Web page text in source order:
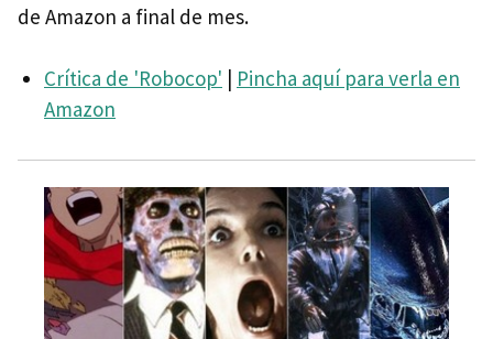
de Amazon a final de mes.
Crítica de 'Robocop' | Pincha aquí para verla en
Amazon